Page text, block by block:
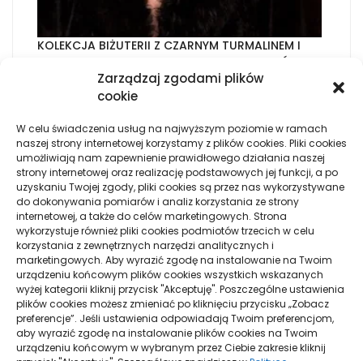
Zarządzaj zgodami plików
cookie
W celu świadczenia usług na najwyższym poziomie w ramach
naszej strony internetowej korzystamy z plików cookies. Pliki cookies
umożliwiają nam zapewnienie prawidłowego działania naszej
strony internetowej oraz realizację podstawowych jej funkcji, a po
uzyskaniu Twojej zgody, pliki cookies są przez nas wykorzystywane
do dokonywania pomiarów i analiz korzystania ze strony
internetowej, a także do celów marketingowych. Strona
wykorzystuje również pliki cookies podmiotów trzecich w celu
korzystania z zewnętrznych narzędzi analitycznych i
marketingowych. Aby wyrazić zgodę na instalowanie na Twoim
urządzeniu końcowym plików cookies wszystkich wskazanych
wyżej kategorii kliknij przycisk "Akceptuję". Poszczególne ustawienia
plików cookies możesz zmieniać po kliknięciu przycisku „Zobacz
preferencje”. Jeśli ustawienia odpowiadają Twoim preferencjom,
aby wyrazić zgodę na instalowanie plików cookies na Twoim
urządzeniu końcowym w wybranym przez Ciebie zakresie kliknij
KOLEKCJA BIŻUTERII Z CZARNYM TURMALINEM I
INNEGO RODZAJU WYROBY JUBILERSKIE, KTÓRE
SPRZEDAWANE SĄ W SKLEPIE INTERNETOWYM
JAKIM SPOSOBEM REZERWOWAĆ TANIE ORAZ
KOMFORTOWE NOCLEGI?
IMPONUJĄCA JAKOŚĆ ZAPROSZEŃ ŚLUBNYCH A
TAKŻE DOKŁADNE WYKONANIE W KORZYSTNEJ
CENIE